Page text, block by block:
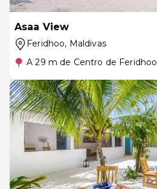
Asaa View
Feridhoo, Maldivas
A 29 m de Centro de Feridhoo